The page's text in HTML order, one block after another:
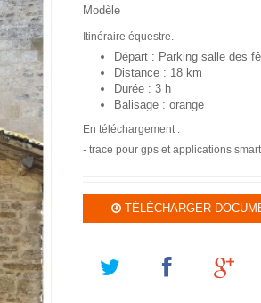
Modèle
Itinéraire équestre.
Départ : Parking salle des
Distance : 18 km
Durée : 3 h
Balisage : orange
En téléchargement :
- trace pour gps et applications
TÉLÉCHARGER